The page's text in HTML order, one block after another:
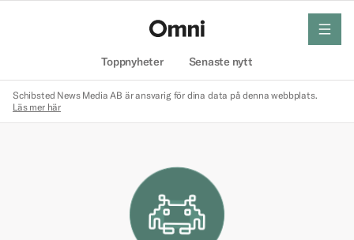
Toppnyheter Senaste nytt
meny
Schibsted News Media AB är ansvarig för dina data på denna webbplats.
Läs mer här